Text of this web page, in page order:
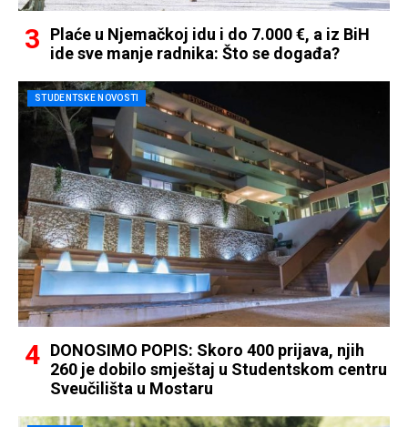
Plaće u Njemačkoj idu i do 7.000 €, a iz BiH
ide sve manje radnika: Što se događa?
STUDENTSKE NOVOSTI
DONOSIMO POPIS: Skoro 400 prijava, njih
260 je dobilo smještaj u Studentskom centru
Sveučilišta u Mostaru